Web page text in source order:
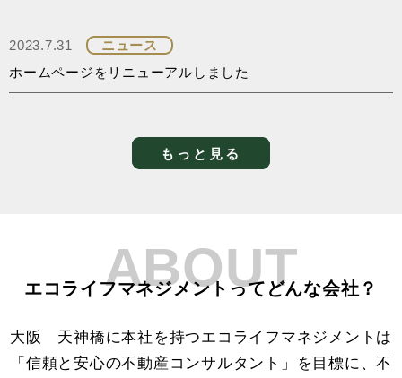
2023.7.31
ニュース
ホームページをリニューアルしました
もっと見る
ABOUT
エコライフマネジメントってどんな会社？
大阪 天神橋に本社を持つエコライフマネジメントは
「信頼と安心の不動産コンサルタント」を目標に、不